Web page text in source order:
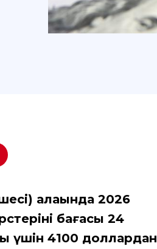
алаңында 2026
бағасы 24
үшін 4100 доллардан